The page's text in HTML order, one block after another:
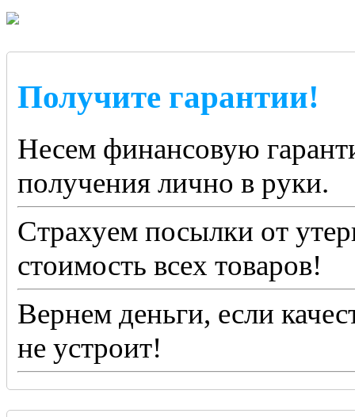
Получите гарантии!
Несем финансовую
получения лично в руки.
Страхуем посылки от
стоимость всех товаров!
Вернем деньги, если
не устроит!